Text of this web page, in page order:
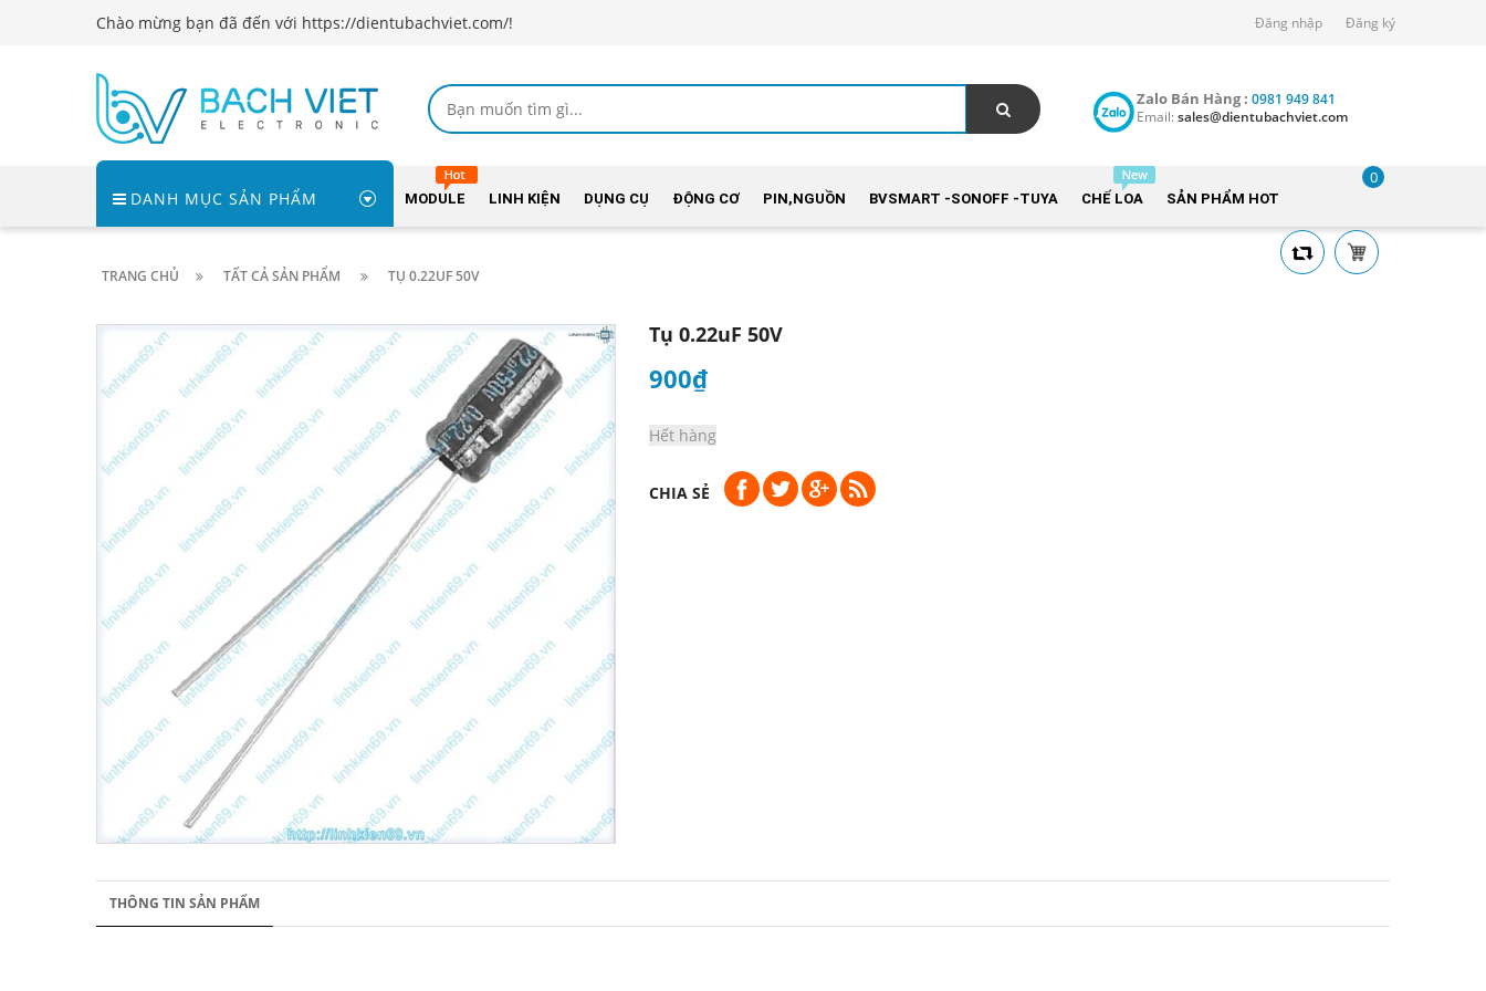
Chào mừng bạn đã đến với https://dientubachviet.com/! Đăng nhập Đăng ký
Zalo Bán Hàng : 0981 949 841
Email: sales@dientubachviet.com
DANH MỤC SẢN PHẨM MODULE LINH KIỆN DỤNG CỤ ĐỘNG CƠ PIN,NGUỒN BVSMART -SONOFF -TUYA CHẾ LOA SẢN PHẨM HOT
0
TRANG CHỦ TẤT CẢ SẢN PHẨM TỤ 0.22UF 50V
Tụ 0.22uF 50V
900₫
Hết hàng
CHIA SẺ
THÔNG TIN SẢN PHẨM